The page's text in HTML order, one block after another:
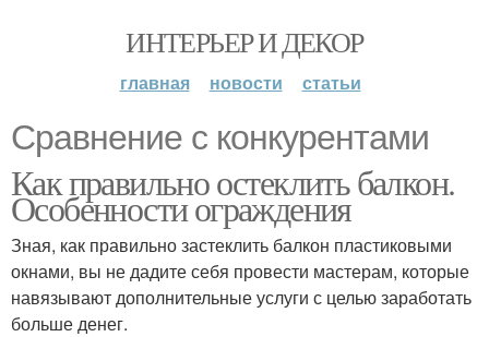
ИНТЕРЬЕР И ДЕКОР
главная новости статьи
Сравнение с конкурентами
Как правильно остеклить балкон.
Особенности ограждения
Зная, как правильно застеклить балкон пластиковыми
окнами, вы не дадите себя провести мастерам, которые
навязывают дополнительные услуги с целью заработать
больше денег.